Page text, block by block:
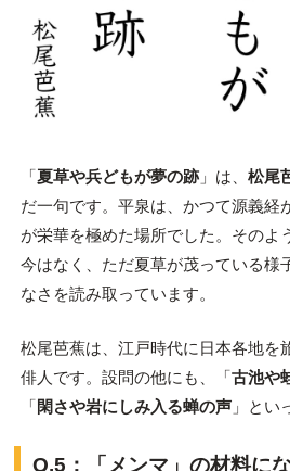
「夏草や兵どもが夢の跡」は、 松尾
だ一句です。平泉は、かつて源義経
が栄華を極めた場所でした。そのよ
今はなく、ただ夏草が茂っている様
なさを読み取っています。
松尾芭蕉は、江戸時代に日本各地を
俳人です。設問の他にも、「古池や
「閑さや岩にしみ入る蝉の声」とい
Q.5：「メンマ」の材料に